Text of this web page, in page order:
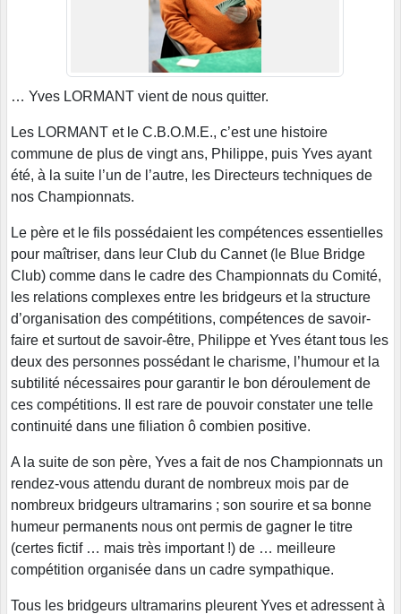
… Yves LORMANT vient de nous quitter.
Les LORMANT et le C.B.O.M.E., c’est une histoire
commune de plus de vingt ans, Philippe, puis Yves ayant
été, à la suite l’un de l’autre, les Directeurs techniques de
nos Championnats.
Le père et le fils possédaient les compétences essentielles
pour maîtriser, dans leur Club du Cannet (le Blue Bridge
Club) comme dans le cadre des Championnats du Comité,
les relations complexes entre les bridgeurs et la structure
d’organisation des compétitions, compétences de savoir-
faire et surtout de savoir-être, Philippe et Yves étant tous les
deux des personnes possédant le charisme, l’humour et la
subtilité nécessaires pour garantir le bon déroulement de
ces compétitions. Il est rare de pouvoir constater une telle
continuité dans une filiation ô combien positive.
A la suite de son père, Yves a fait de nos Championnats un
rendez-vous attendu durant de nombreux mois par de
nombreux bridgeurs ultramarins ; son sourire et sa bonne
humeur permanents nous ont permis de gagner le titre
(certes fictif … mais très important !) de … meilleure
compétition organisée dans un cadre sympathique.
Tous les bridgeurs ultramarins pleurent Yves et adressent à